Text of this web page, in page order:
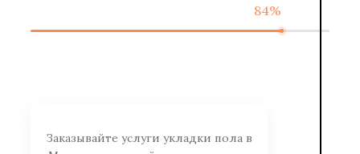
84%
Заказывайте услуги укладки пола в